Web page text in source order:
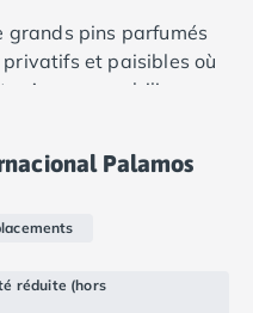
grands pins parfumés
et paisibles où
Avec un mobilier
Palamos
réduite (hors